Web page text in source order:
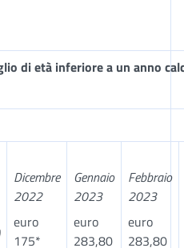
di età inferiore a un anno
Dicembre
2022
euro
175*
Gennaio
2023
euro
283,80
Febbraio
2023
euro
283,80